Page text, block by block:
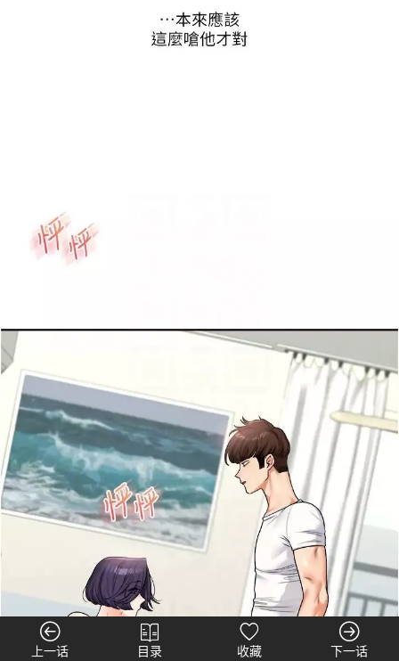
上一话 目录 收藏 下一话